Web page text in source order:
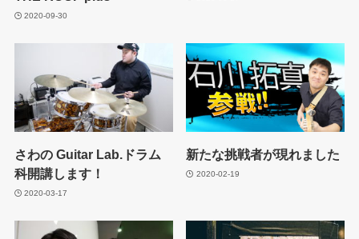
2020-09-30
さわの Guitar Lab.ドラム
科開講します！
2020-03-17
新たな挑戦者が現れました
2020-02-19